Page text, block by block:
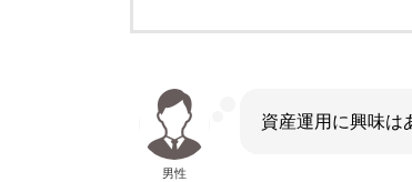
男性
資産運用に興味は